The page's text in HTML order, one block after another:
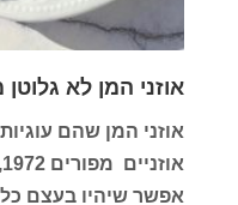
אוזני המן לא גלוטן מ 2 מרכיבים
אוזני המן שהם
אפשר שיהיו בעצם